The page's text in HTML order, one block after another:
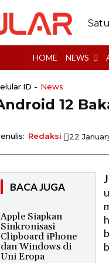
HOME NEWS
- News
12
Redaksi 22
BACA JUGA
Apple Siapkan
Sinkronisasi
Clipboard iPhone
dan Windows di
Uni Eropa